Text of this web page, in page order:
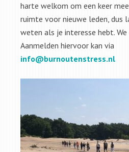
harte welkom om een keer
ruimte voor nieuwe leden, dus
weten als je interesse hebt.
Aanmelden hiervoor kan via
info@burnoutenstress.nl